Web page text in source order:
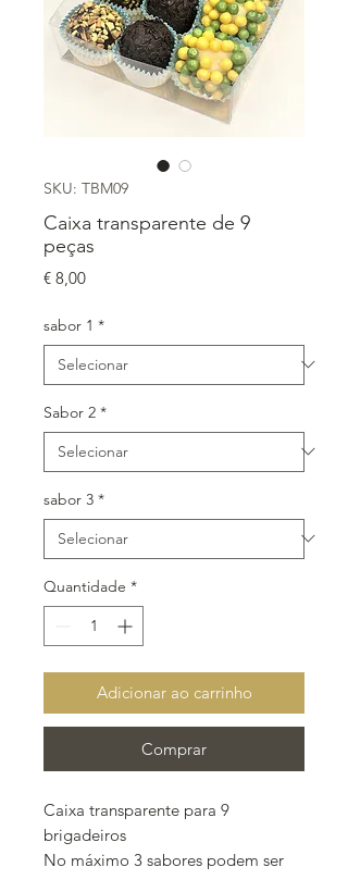
SKU: TBM09
Caixa transparente de 9
peças
€ 8,00Preço
sabor 1 *
Sabor 2 *
sabor 3 *
Quantidade *
Adicionar ao carrinho
Comprar
Caixa transparente para 9
brigadeiros
No máximo 3 sabores podem ser